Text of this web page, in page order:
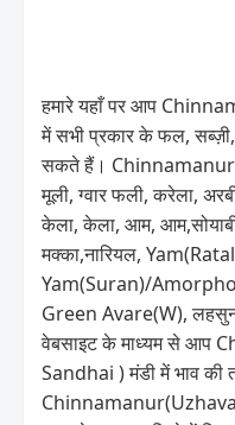
हमारे यहाँ पर आप
में सभी प्रकार के फल,
सकते हैं।
मूली, ग्वार फली, करेला,
केला, केला, आम,
मक्का,नारियल,
Yam(Suran)/
Green Avare(W), लहसुन
वेबसाइट के माध्यम से आप
Sandhai ) मंडी में भाव